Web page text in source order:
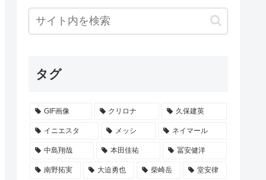
タグ
GIF画像 クリロナ 久保建英
イニエスタ メッシ ネイマール
中島翔哉 本田佳祐 冨安健洋
南野拓実 大迫勇也 柴崎岳 堂安律